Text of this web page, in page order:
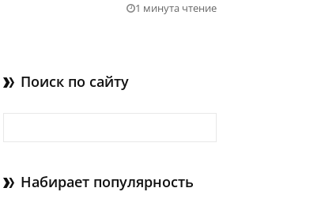
1 минута чтение
Поиск по сайту
Набирает популярность